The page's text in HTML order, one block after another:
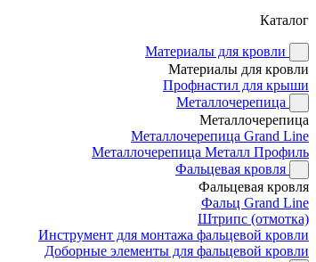
Каталог
Материалы для кровли
Материалы для кровли
Профнастил для крыши
Металлочерепица
Металлочерепица
Металлочерепица Grand Line
Металлочерепица Металл Профиль
Фальцевая кровля
Фальцевая кровля
Фальц Grand Line
Штрипс (отмотка)
Инструмент для монтажа фальцевой кровли
Доборные элементы для фальцевой кровли